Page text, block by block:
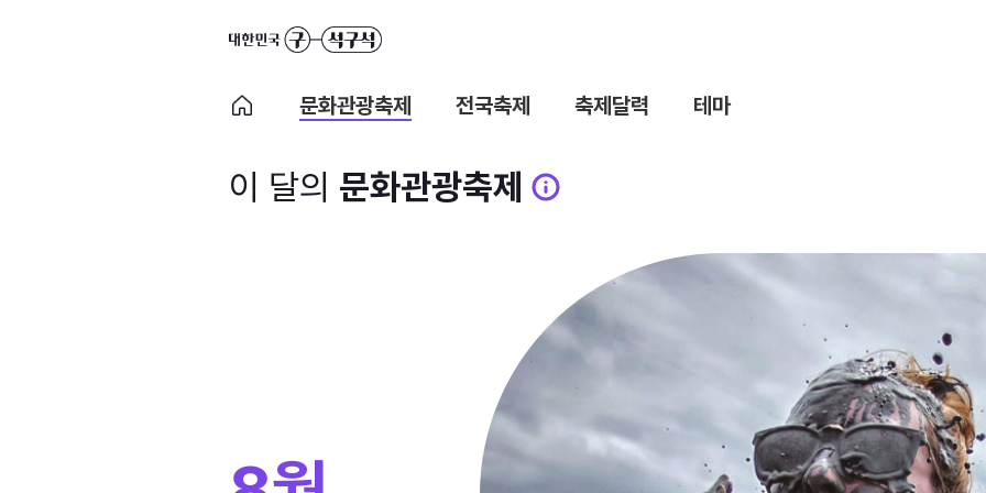
문화관광축제 전국축제 축제달력 테마
이 달의 문화관광축제